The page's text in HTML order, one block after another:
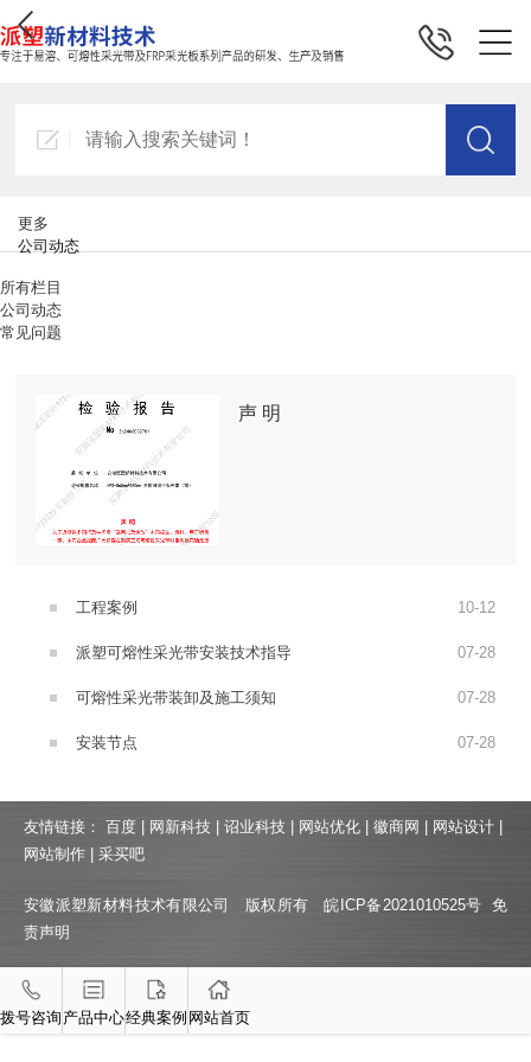
更多
公司动态
所有栏目
公司动态
常见问题
声 明
10-12
工程案例
07-28
派塑可熔性采光带安装技术指导
07-28
可熔性采光带装卸及施工须知
07-28
安装节点
友情链接： 百度 网新科技 诏业科技 网站优化 徽商网 网站设计
网站制作
采买吧
安徽派塑新材料技术有限公司 版权所有皖ICP备2021010525号
免
责声明
拨号咨询 产品中心经典案例 网站首页